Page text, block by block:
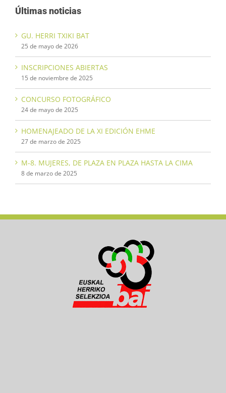
Últimas noticias
GU. HERRI TXIKI BAT
25 de mayo de 2026
INSCRIPCIONES ABIERTAS
15 de noviembre de 2025
CONCURSO FOTOGRÁFICO
24 de mayo de 2025
HOMENAJEADO DE LA XI EDICIÓN EHME
27 de marzo de 2025
M-8. MUJERES, DE PLAZA EN PLAZA HASTA LA CIMA
8 de marzo de 2025